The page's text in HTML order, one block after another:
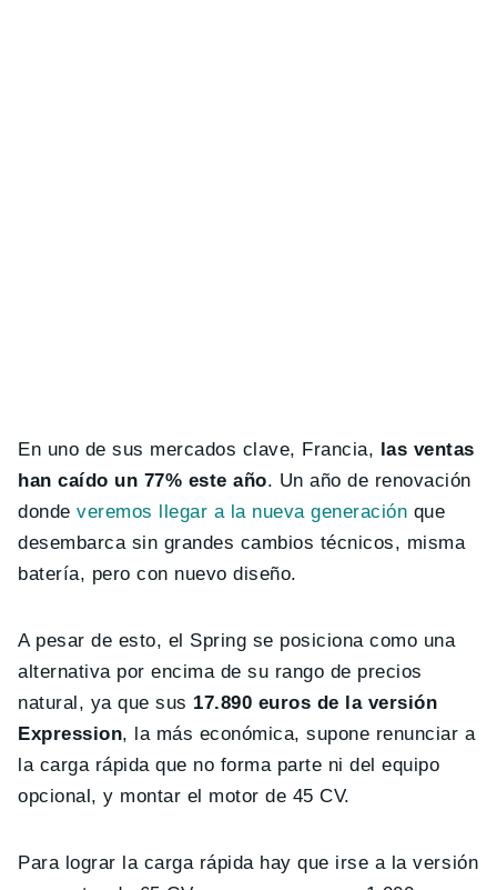
En uno de sus mercados clave, Francia,
las ventas
han caído un 77% este año. Un año de renovación
dondeveremos llegar a la nueva generación que
desembarca sin grandes cambios técnicos, misma
batería, pero con nuevo diseño.
A pesar de esto, el Spring se posiciona como una
alternativa por encima de su rango de precios
natural, ya que sus 17.890 euros de la versión
Expression, la más económica, supone renunciar a
la carga rápida que no forma parte ni del equipo
opcional, y montar el motor de 45 CV.
Para lograr la carga rápida hay que irse a la versión